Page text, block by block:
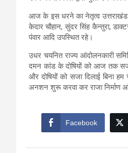
आज के इस धरने का नेतृत्व उत्तराखंड
केदार चौहान, सुंदर सिंह कैन्तुरा,
पंवार आदि उपस्थित रहे।
उधर चयनित राज्य आंदोलनकारी
दमन कांड के दोषियों को आज तक
और दोषियों को सजा दिलाई बिना
अनशन शुरू करवा कर राजा निर्माण
Facebook